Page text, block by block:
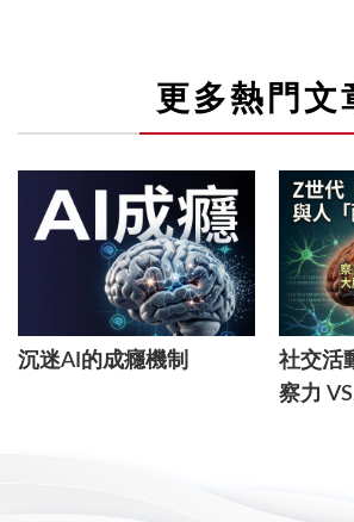
更多熱門文
沉迷AI的成癮機制
社交活
察力